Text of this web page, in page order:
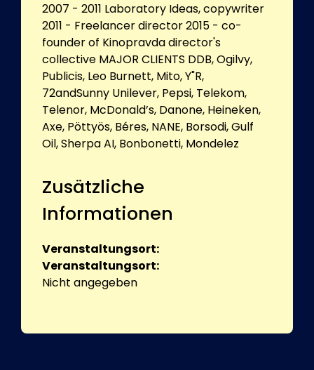
2007 - 2011 Laboratory Ideas, copywriter
2011 - Freelancer director 2015 - co-
founder of Kinopravda director's
collective MAJOR CLIENTS DDB, Ogilvy,
Publicis, Leo Burnett, Mito, Y"R,
72andSunny Unilever, Pepsi, Telekom,
Telenor, McDonald’s, Danone, Heineken,
Axe, Pöttyös, Béres, NANE, Borsodi, Gulf
Oil, Sherpa AI, Bonbonetti, Mondelez
Zusätzliche
Informationen
Veranstaltungsort:
Veranstaltungsort:
Nicht angegeben